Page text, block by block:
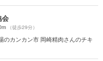
会
（徒歩29分）
のカンカン市 岡崎精肉さんのチキ